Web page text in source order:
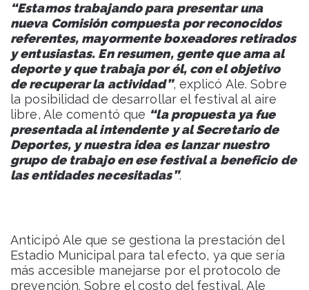
“Estamos trabajando para presentar una
nueva Comisión compuesta por reconocidos
referentes, mayormente boxeadores retirados
y entusiastas. En resumen, gente que ama al
deporte y que trabaja por él, con el objetivo
de recuperar la actividad”, explicó Ale. Sobre
la posibilidad de desarrollar el festival al aire
libre, Ale comentó que “la propuesta ya fue
presentada al intendente y al Secretario de
Deportes, y nuestra idea es lanzar nuestro
grupo de trabajo en ese festival a beneficio de
las entidades necesitadas”.
Anticipó Ale que se gestiona la prestación del
Estadio Municipal para tal efecto, ya que sería
más accesible manejarse por el protocolo de
prevención. Sobre el costo del festival, Ale